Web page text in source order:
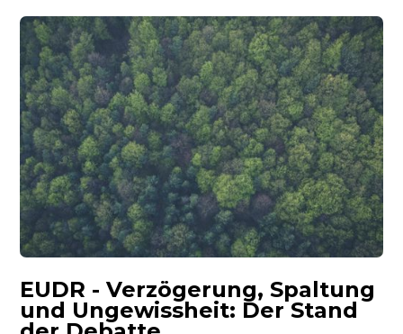
EUDR - Verzögerung, Spaltung
der Debatte
Mehr lesen